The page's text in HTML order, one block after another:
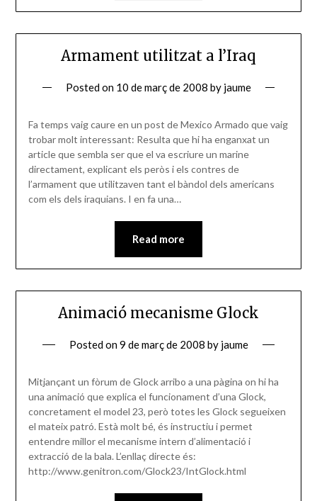
Armament utilitzat a l’Iraq
Posted on 10 de març de 2008 by jaume
Fa temps vaig caure en un post de Mexico Armado que vaig
trobar molt interessant: Resulta que hi ha enganxat un
article que sembla ser que el va escriure un marine
directament, explicant els peròs i els contres de
l’armament que utilitzaven tant el bàndol dels americans
com els dels iraquians. I en fa una…
Read more
Animació mecanisme Glock
Posted on9 de març de 2008 by jaume
Mitjançant un fòrum de Glock arribo a una pàgina on hi ha
una animació que explica el funcionament d’una Glock,
concretament el model 23, però totes les Glock segueixen
el mateix patró. Està molt bé, és instructiu i permet
entendre millor el mecanisme intern d’alimentació i
extracció de la bala. L’enllaç directe és:
http://www.genitron.com/Glock23/IntGlock.html